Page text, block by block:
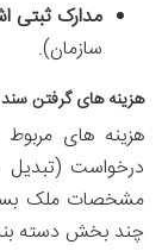
مدارک
سازمان).
هزینه های گرفتن
هزینه های مربوط
درخواست (تبدیل
مشخصات ملک
چند بخش دسته